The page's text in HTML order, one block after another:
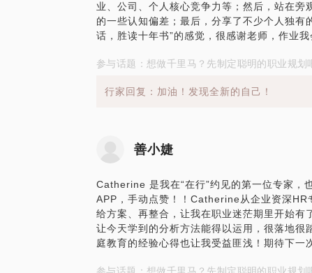
业、公司、个人核心竞争力等；然后，站在
的一些认知偏差；最后，分享了不少个人独有
话，胜读十年书”的感觉，很感谢老师，作业我
参与话题：想做千里马？先制定聪明的职业规划
行家回复：加油！发现全新的自己！
善小婕
Catherine 是我在“在行”约见的第一位专家，
APP，手动点赞！！Catherine从企业资深HR
给方案、再整合，让我在职业迷茫期里开始有
让今天学到的分析方法能得以运用，很落地很
庭教育的经验心得也让我受益匪浅！期待下一